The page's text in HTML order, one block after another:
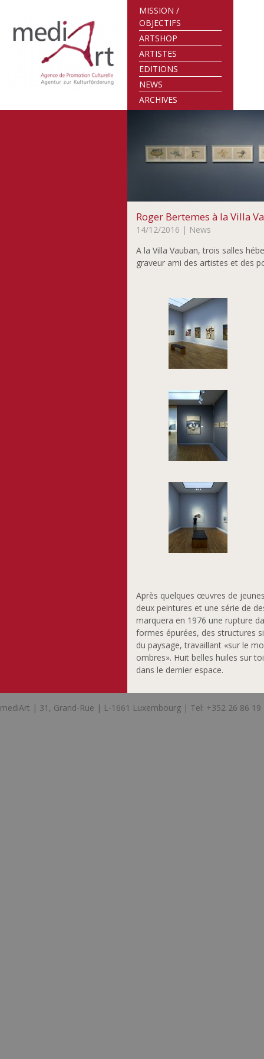
MISSION /
OBJECTIFS
ARTSHOP
ARTISTES
EDITIONS
NEWS
ARCHIVES
Roger Bertemes à la Villa
14/12/2016 | News
A la Villa Vauban, trois salles
graveur ami des artistes et des
Après quelques œuvres de
deux peintures et une série de
marquera en 1976 une rupture
formes épurées, des structures
du paysage, travaillant «sur le
ombres». Huit belles huiles sur
dans le dernier espace.
mediArt | 31, Grand-Rue | L-1661 Luxembourg | Tel: +352 26 86